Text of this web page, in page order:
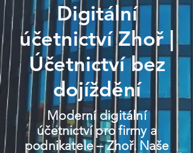
Digitální
účetnictví Zhoř |
Účetnictví bez
dojíždění
Moderní digitální
účetnictví pro firmy a
podnikatele – Zhoř. Naše